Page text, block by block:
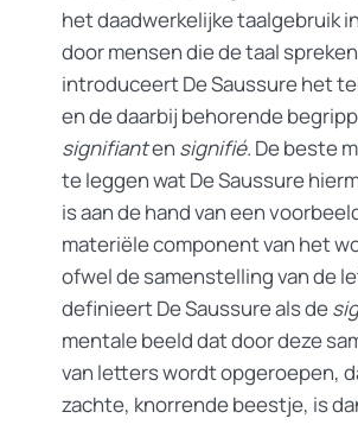
het daadwerkelijke taalgebruik
door mensen die de taal
introduceert De Saussure het
en de daarbij behorende
signifianten signifié. De beste
te leggen wat De Saussure
is aan de hand van een
materiële component van het
ofwel de samenstelling van de
definieert De Saussure als de
mentale beeld dat door deze
van letters wordt opgeroepen,
zachte, knorrende beestje, is